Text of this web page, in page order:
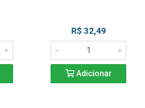
R$ 32,49
Adicionar